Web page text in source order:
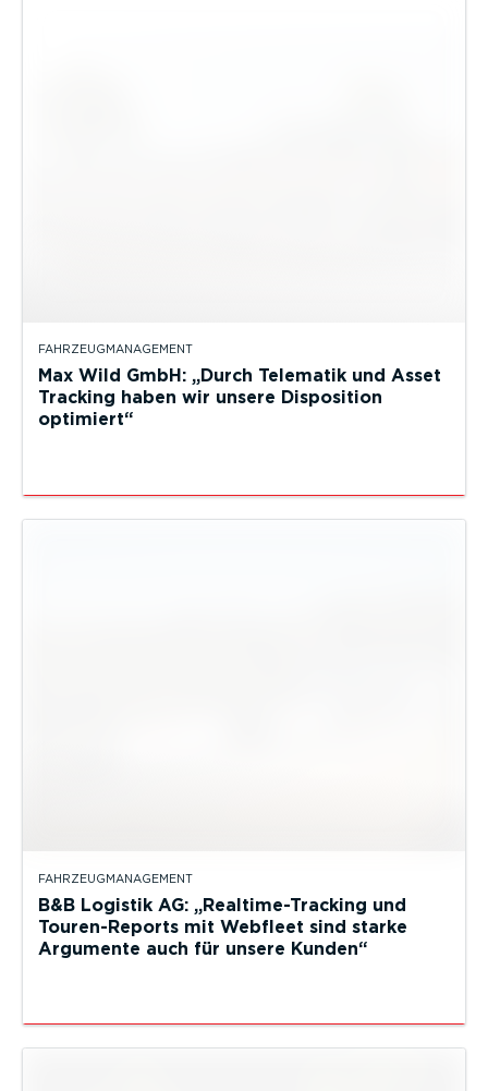
FAHRZEUGMANAGEMENT
Max Wild GmbH: „Durch Telematik und Asset
Tracking haben wir unsere Disposition
optimiert“
FAHRZEUGMANAGEMENT
B&B Logistik AG: „Realtime-Tracking und
Touren-Reports mit Webfleet sind starke
Argumente auch für unsere Kunden“